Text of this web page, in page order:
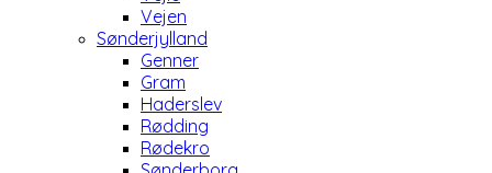
Vejen
Sønderjylland
Genner
Gram
Haderslev
Rødding
Rødekro